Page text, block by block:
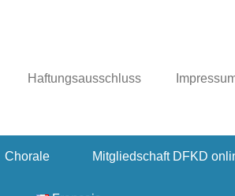
Haftungsausschluss
Chorale Mitgliedschaft DFKD